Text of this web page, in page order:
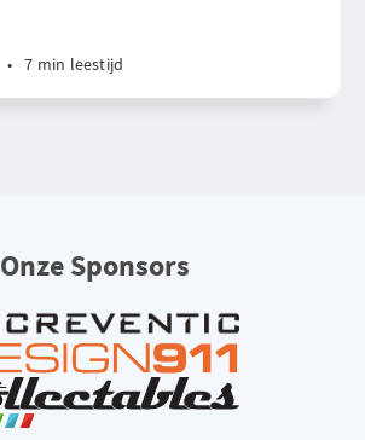
• 7 min leestijd
Onze Sponsors